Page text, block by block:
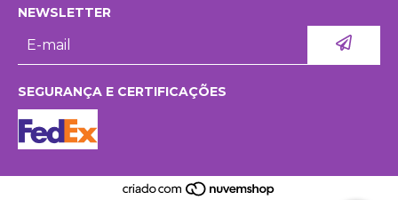
NEWSLETTER
SEGURANÇA E CERTIFICAÇÕES